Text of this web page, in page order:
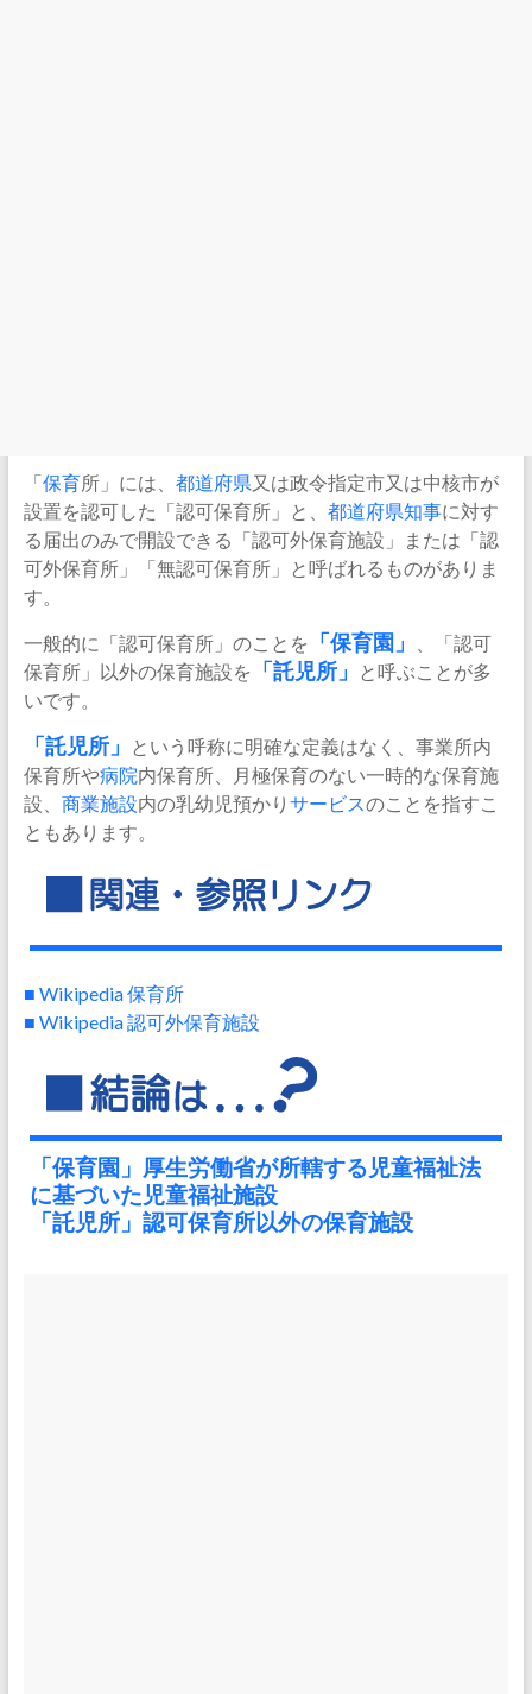
「保育所」には、 都道府県又は政令指定市又は中核市が
設置を認可した「認可保育所」と、 都道府県知事に対す
る届出のみで開設できる「認可外保育施設」または「認
可外保育所」「無認可保育所」と呼ばれるものがありま
す。
一般的に「認可保育所」のことを 「保育園」
、「認可
保育所」以外の保育施設を
「 託児所」
と呼ぶことが多
いです。
「託児所」
という呼称に明確な定義はなく、事業所内
保育所や病院内保育所、月極保育のない一時的な保育施
設、 商業施設内の乳幼児預かり サービスのことを指すこ
ともあります。
■ Wikipedia 保育所
■ Wikipedia 認可外保育施設
「保育園」厚生労働省が所轄する児童福祉法
に基づいた児童福祉施設
「託児所」認可保育所以外の保育施設